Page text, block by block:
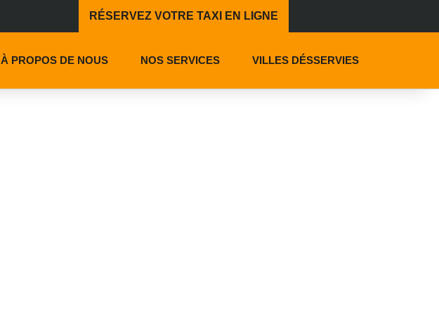
RÉSERVEZ VOTRE TAXI EN LIGNE
À PROPOS DE NOUS NOS SERVICES VILLES DÉSSERVIES